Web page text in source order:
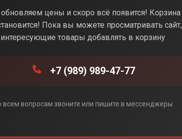
( Без Rustore)
цены и скоро всё появится! Корзина
Пока вы можете просматривать сайт,
интересующие товары добавлять в корзину
+7 (989) 989-47-77
всем вопросам звоните или пишите в мессенджеры